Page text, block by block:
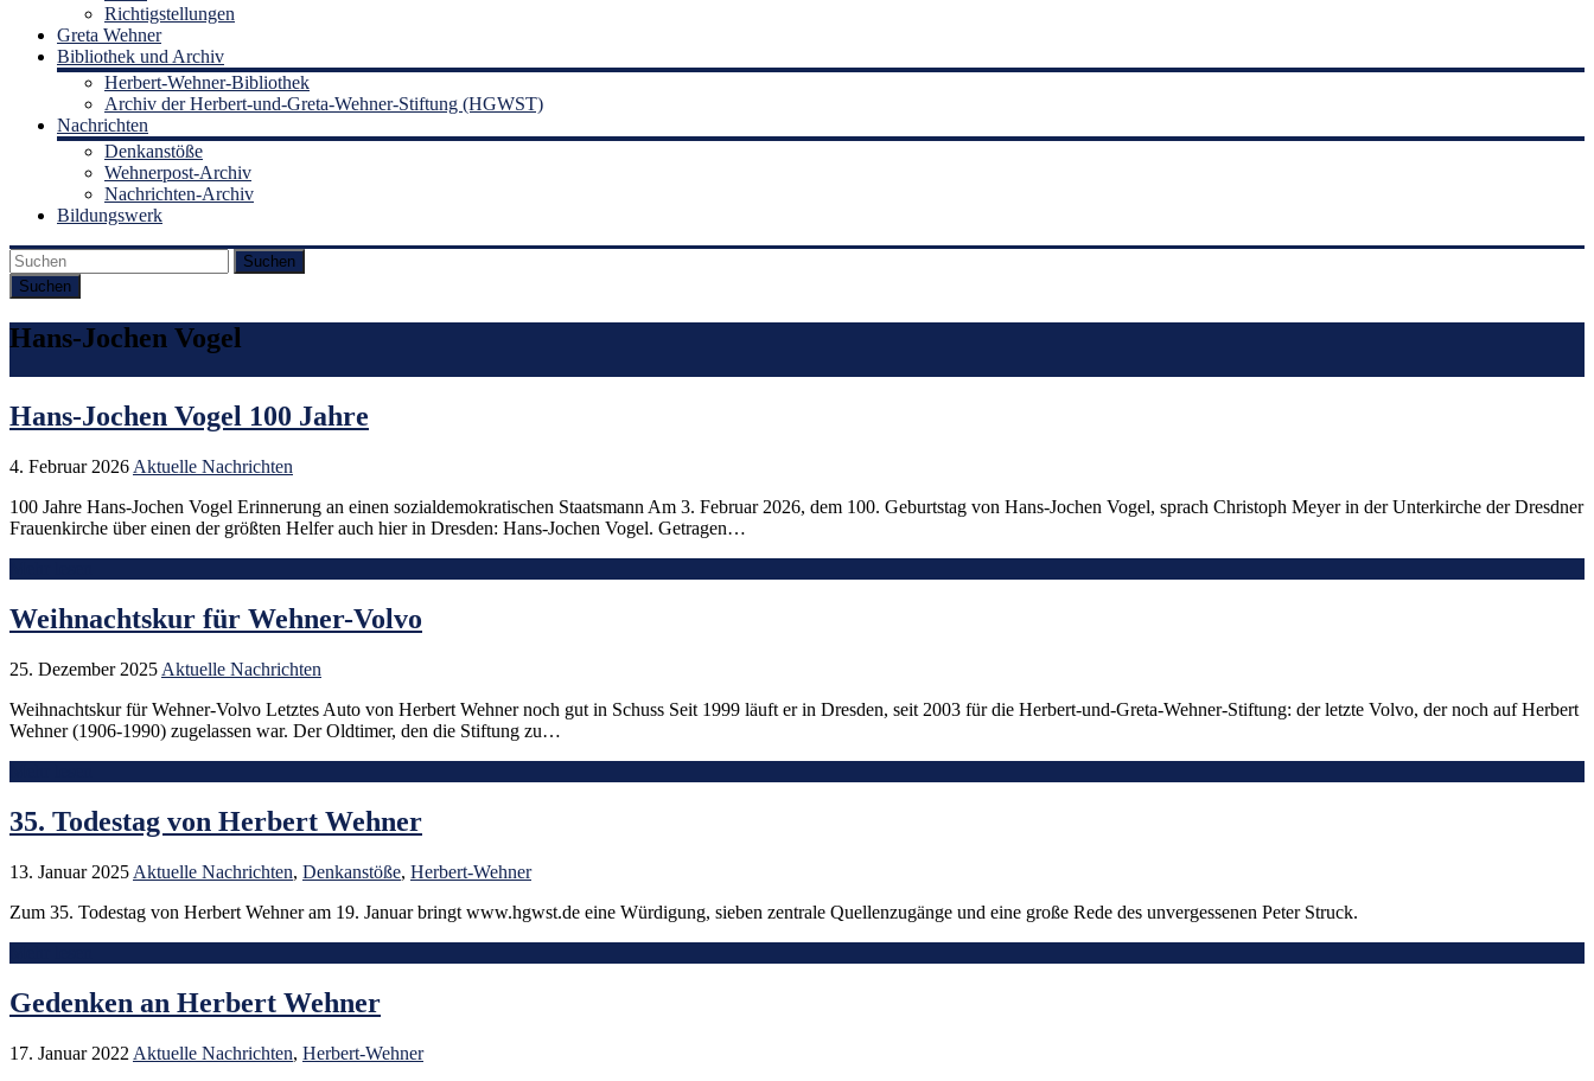
Richtigstellungen
Greta Wehner
Bibliothek und Archiv
Herbert-Wehner-Bibliothek
Archiv der Herbert-und-Greta-Wehner-Stiftung (HGWST)
Nachrichten
Denkanstöße
Wehnerpost-Archiv
Nachrichten-Archiv
Bildungswerk
Suchen
Hans-Jochen Vogel
Hans-Jochen Vogel 100 Jahre
4. Februar 2026 Aktuelle Nachrichten
100 Jahre Hans-Jochen Vogel Erinnerung an einen sozialdemokratischen Staatsmann Am 3. Februar 2026, dem 100. Geburtstag von Hans-Jochen Vogel, sprach Christoph Meyer in der Unterkirche der Dresdner
Frauenkirche über einen der größten Helfer auch hier in Dresden: Hans-Jochen Vogel. Getragen…
Weihnachtskur für Wehner-Volvo
25. Dezember 2025 Aktuelle Nachrichten
Weihnachtskur für Wehner-Volvo Letztes Auto von Herbert Wehner noch gut in Schuss Seit 1999 läuft er in Dresden, seit 2003 für die Herbert-und-Greta-Wehner-Stiftung: der letzte Volvo, der noch auf Herbert
Wehner (1906-1990) zugelassen war. Der Oldtimer, den die Stiftung zu…
35. Todestag von Herbert Wehner
13. Januar 2025 Aktuelle Nachrichten, Denkanstöße, Herbert-Wehner
Zum 35. Todestag von Herbert Wehner am 19. Januar bringt www.hgwst.de eine Würdigung, sieben zentrale Quellenzugänge und eine große Rede des unvergessenen Peter Struck.
Gedenken an Herbert Wehner
17. Januar 2022 Aktuelle Nachrichten, Herbert-Wehner